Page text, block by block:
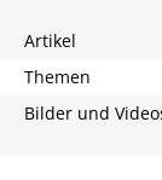
Artikel
Themen
Bilder und